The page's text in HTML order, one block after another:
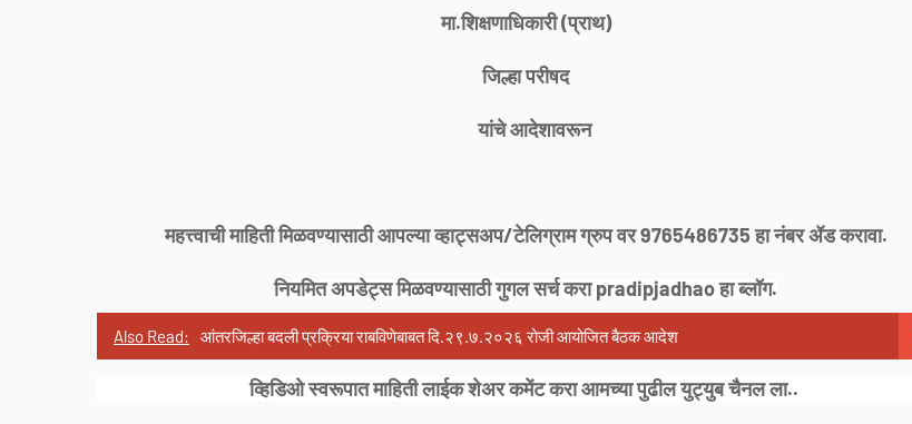
मा.शिक्षणाधिकारी (प्राथ)
जिल्हा परीषद
यांचे आदेशावरून
महत्त्वाची माहिती मिळवण्यासाठी आपल्या व्हाट्सअप/टेलिग्राम ग्रुप वर 9765486735 हा नंबर ॲड करावा.
नियमित अपडेट्स मिळवण्यासाठी गुगल सर्च करा pradipjadhao हा ब्लॉग.
Also Read: आंतरजिल्हा बदली प्रक्रिया राबविणेबाबत दि.२९.७.२०२६ रोजी आयोजित बैठक आदेश
व्हिडिओ स्वरूपात माहिती लाईक शेअर कमेंट करा आमच्या पुढील युट्युब चैनल ला..